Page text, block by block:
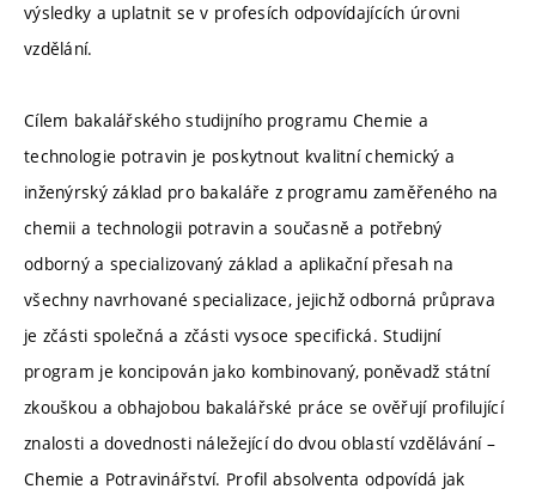
výsledky a uplatnit se v profesích odpovídajících úrovni
vzdělání.
Cílem bakalářského studijního programu Chemie a
technologie potravin je poskytnout kvalitní chemický a
inženýrský základ pro bakaláře z programu zaměřeného na
chemii a technologii potravin a současně a potřebný
odborný a specializovaný základ a aplikační přesah na
všechny navrhované specializace, jejichž odborná průprava
je zčásti společná a zčásti vysoce specifická. Studijní
program je koncipován jako kombinovaný, poněvadž státní
zkouškou a obhajobou bakalářské práce se ověřují profilující
znalosti a dovednosti náležející do dvou oblastí vzdělávání –
Chemie a Potravinářství. Profil absolventa odpovídá jak